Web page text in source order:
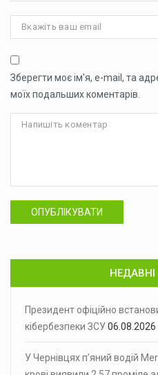
Зберегти моє ім'я, e-mail, та
моїх подальших коментарів.
ОПУБЛІКУВАТИ
Президент офіційно
кібербезпеки ЗСУ06.08.2026
У Чернівцях п’яний водій